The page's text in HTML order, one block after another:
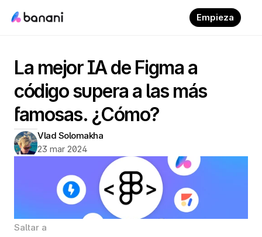
Empieza
La mejor IA de Figma a
código supera a las más
famosas. ¿Cómo?
Vlad Solomakha
23 mar 2024
Saltar a